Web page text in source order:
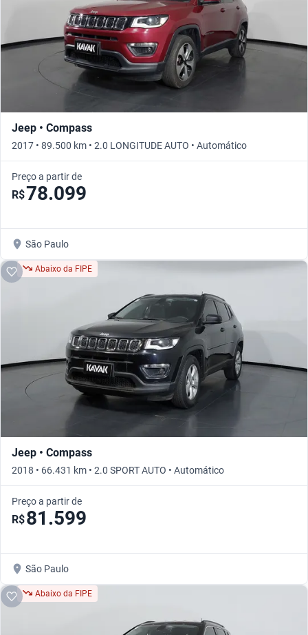
Jeep • Compass
2017 • 89.500 km • 2.0 LONGITUDE AUTO • Automático
Preço a partir de
R$78.099
São Paulo
Abaixo da FIPE
Jeep • Compass
2018 • 66.431 km • 2.0 SPORT AUTO • Automático
Preço a partir de
R$81.599
São Paulo
Abaixo da FIPE